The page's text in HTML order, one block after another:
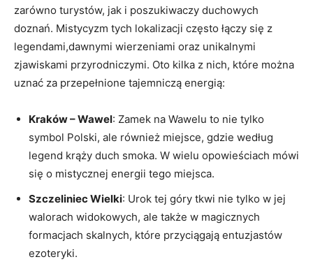
zarówno turystów, jak i poszukiwaczy duchowych
doznań. Mistycyzm ⁣tych ⁢lokalizacji‌ często‍ łączy się z
legendami,dawnymi wierzeniami oraz unikalnymi
zjawiskami przyrodniczymi. Oto kilka z nich, które można
uznać za przepełnione tajemniczą‌ energią:
Kraków – Wawel: Zamek na Wawelu ⁢to nie tylko
symbol Polski, ale również miejsce, gdzie według
legend krąży duch smoka. W wielu opowieściach mówi
się o mistycznej energii tego miejsca.
Szczeliniec Wielki: Urok​ tej góry tkwi nie tylko w⁢ jej
walorach ⁤widokowych, ale także​ w magicznych
formacjach skalnych, które ⁢przyciągają entuzjastów
ezoteryki.